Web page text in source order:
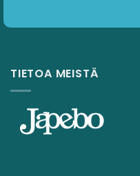
TIETOA MEISTÄ